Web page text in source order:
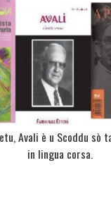
Avali è u Scoddu
in lingua corsa.